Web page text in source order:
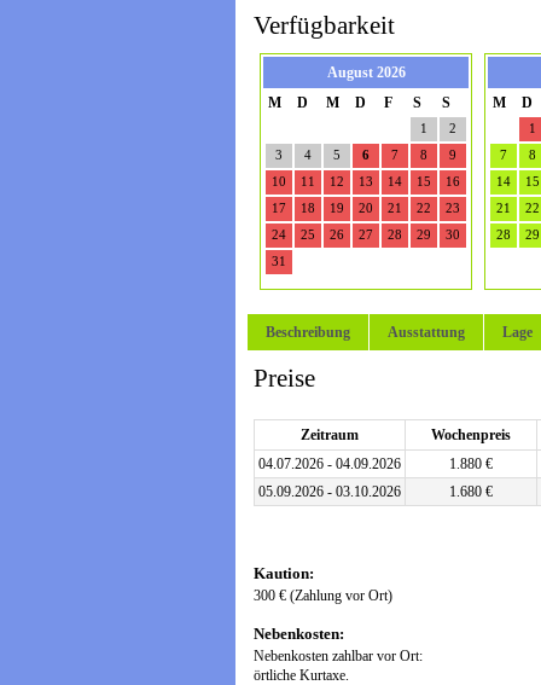
Verfügbarkeit
August 2026
M
D M D F S S
1
2
3
4 5 6 7 8
9
10
11 12 13 14 15
16
17
18 19 20 21 22
23
24
25 26 27 28 29
30
31
M D
1
7
8
14
15
21
22
28
29
Beschreibung Ausstattung Lage
Preise
Zeitraum
Wochenpreis
04.07.2026 - 04.09.2026
1.880 €
05.09.2026 - 03.10.2026
1.680 €
Kaution:
300 € (Zahlung vor Ort)
Nebenkosten:
Nebenkosten zahlbar vor Ort:
örtliche Kurtaxe.